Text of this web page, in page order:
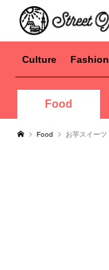
Culture Fashion
Food
Food お芋スイーツ